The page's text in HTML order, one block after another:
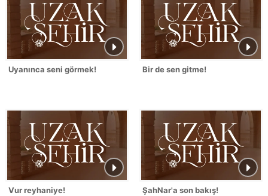
Uyanınca seni görmek! Bir de sen gitme!
Vur reyhaniye! ŞahNar'a son bakış!